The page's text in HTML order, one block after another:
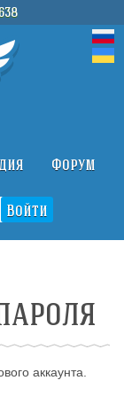
638
Форум
аккаунта.